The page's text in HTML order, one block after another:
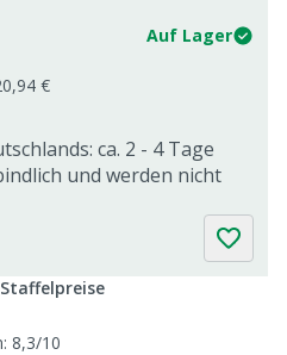
Auf Lager
€
ca. 2 - 4 Tage
und werden nicht
8,3/10